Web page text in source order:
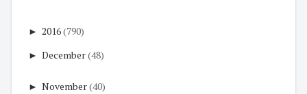
► 2016(790)
► December(48)
► November(40)